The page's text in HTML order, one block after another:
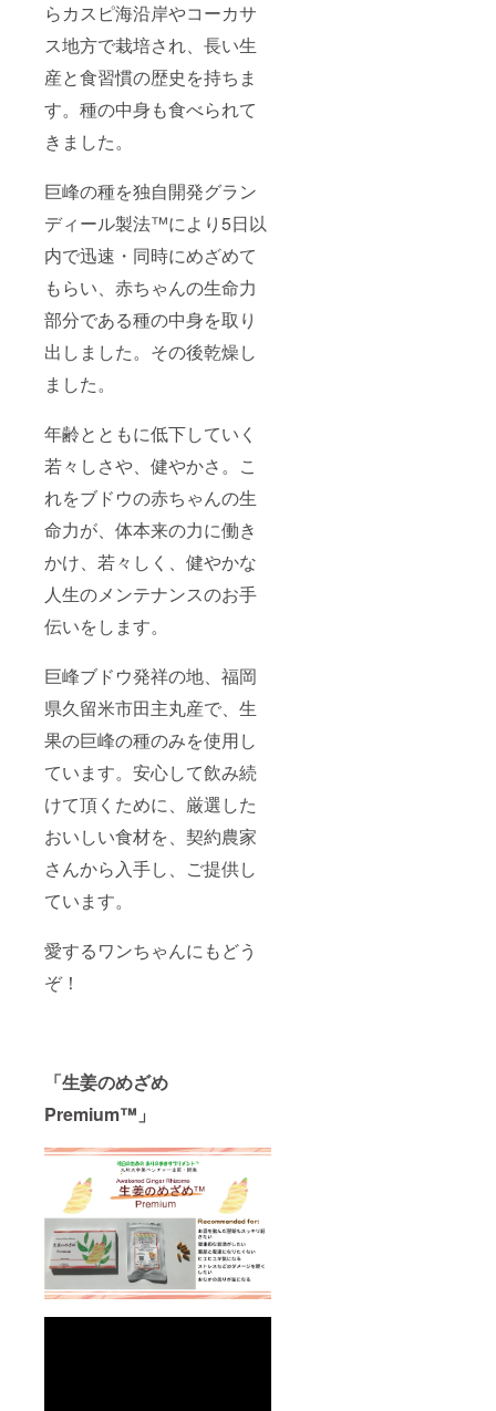
らカスピ海沿岸やコーカサ
ス地方で栽培され、長い生
産と食習慣の歴史を持ちま
す。種の中身も食べられて
きました。
巨峰の種を独自開発グラン
ディール製法™により5日以
内で迅速・同時にめざめて
もらい、赤ちゃんの生命力
部分である種の中身を取り
出しました。その後乾燥し
ました。
年齢とともに低下していく
若々しさや、健やかさ。こ
れをブドウの赤ちゃんの生
命力が、体本来の力に働き
かけ、若々しく、健やかな
人生のメンテナンスのお手
伝いをします。
巨峰ブドウ発祥の地、福岡
県久留米市田主丸産で、生
果の巨峰の種のみを使用し
ています。安心して飲み続
けて頂くために、厳選した
おいしい食材を、契約農家
さんから入手し、ご提供し
ています。
愛するワンちゃんにもどう
ぞ！
「生姜のめざめ
Premium™」